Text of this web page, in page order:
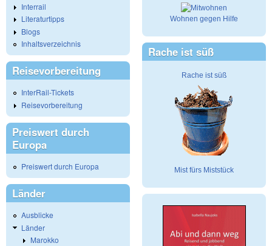
Interrail
Literaturtipps
Blogs
Inhaltsverzeichnis
Reisevorbereitung
InterRail-Tickets
Reisevorbereitung
Preiswert durch
Europa
Preiswert durch Europa
Länder
Ausblicke
Länder
Marokko
Wohnen gegen Hilfe
Rache ist süß
Rache ist süß
Mist fürs Miststück